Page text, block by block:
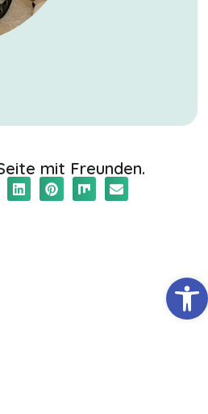
mit Freunden.